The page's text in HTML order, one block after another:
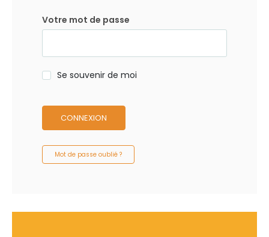
Votre mot de passe
Se souvenir de moi
CONNEXION
Mot de passe oublié ?